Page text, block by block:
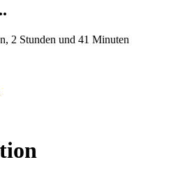
2 Stunden und 41 Minuten